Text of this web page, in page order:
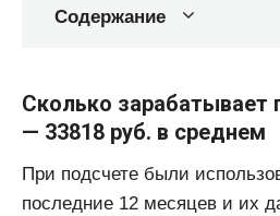
Содержание
Сколько зарабатывает
— 33818 руб. в среднем
При подсчете были
последние 12 месяцев и их